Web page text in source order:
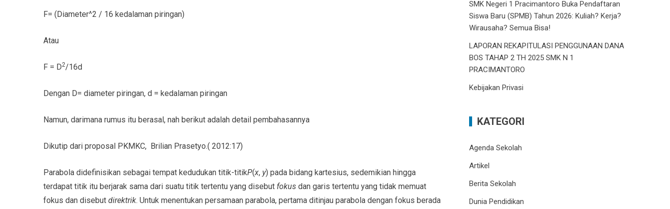
F= (Diameter^2 / 16 kedalaman piringan)
Atau
F = D2/16d
Dengan D= diameter piringan, d = kedalaman piringan
Namun, darimana rumus itu berasal, nah berikut adalah detail pembahasannya
Dikutip dari proposal PKMKC, Brilian Prasetyo.( 2012:17)
Parabola didefinisikan sebagai tempat kedudukan titik-titikP(x, y) pada bidang kartesius, sedemikian hingga
terdapat titik itu berjarak sama dari suatu titik tertentu yang disebut fokus dan garis tertentu yang tidak memuat
fokus dan disebut direktrik. Untuk menentukan persamaan parabola, pertama ditinjau parabola dengan fokus berada
SMK Negeri 1 Pracimantoro Buka Pendaftaran
Siswa Baru (SPMB) Tahun 2026: Kuliah? Kerja?
Wirausaha? Semua Bisa!
LAPORAN REKAPITULASI PENGGUNAAN DANA
BOS TAHAP 2 TH 2025 SMK N 1
PRACIMANTORO
Kebijakan Privasi
KATEGORI
Agenda Sekolah
Artikel
Berita Sekolah
Dunia Pendidikan